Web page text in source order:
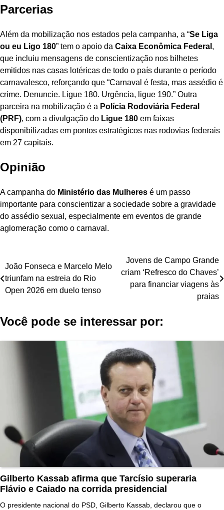
Parcerias
Além da mobilização nos estados pela campanha, a “Se Liga
ou eu Ligo 180” tem o apoio da Caixa Econômica Federal ,
que incluiu mensagens de conscientização nos bilhetes
emitidos nas casas lotéricas de todo o país durante o período
carnavalesco, reforçando que “Carnaval é festa, mas assédio é
crime. Denuncie. Ligue 180. Urgência, ligue 190.” Outra
parceira na mobilização é a Polícia Rodoviária Federal
(PRF), com a divulgação do Ligue 180 em faixas
disponibilizadas em pontos estratégicos nas rodovias federais
em 27 capitais.
Opinião
A campanha do Ministério das Mulheres é um passo
importante para conscientizar a sociedade sobre a gravidade
do assédio sexual, especialmente em eventos de grande
aglomeração como o carnaval.
Navegação
de
Post
João Fonseca e Marcelo Melo
triunfam na estreia do Rio
Open 2026 em duelo tenso
Jovens de Campo Grande
criam ‘Refresco do Chaves’
para financiar viagens às
praias
Você pode se interessar por:
Gilberto Kassab afirma que Tarcísio superaria
Flávio e Caiado na corrida presidencial
O presidente nacional do PSD, Gilberto Kassab, declarou que o